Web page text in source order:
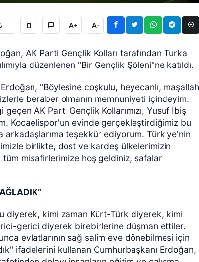
A+ A-
AK Parti Gençlik Kolları tarafından Turka
düzenlenen "Bir Gençlik Şöleni"ne katıldı.
"Böylesine coşkulu, heyecanlı, maşallah
beraber olmanın memnuniyeti içindeyim.
AK Parti Gençlik Kollarımızı, Yusuf İbiş
Kocaelispor'un evinde gerçekleştirdiğimiz bu
teşekkür ediyorum. Türkiye'nin
birlikte, dost ve kardeş ülkelerimizin
tüm misafirlerimize hoş geldiniz, safalar
diyerek, kimi zaman Kürt-Türk diyerek, kimi
gerici diyerek birebirlerine düşman ettiler.
evlatlarının sağ salim eve dönebilmesi için
ifadelerini kullanan Cumhurbaşkanı Erdoğan,